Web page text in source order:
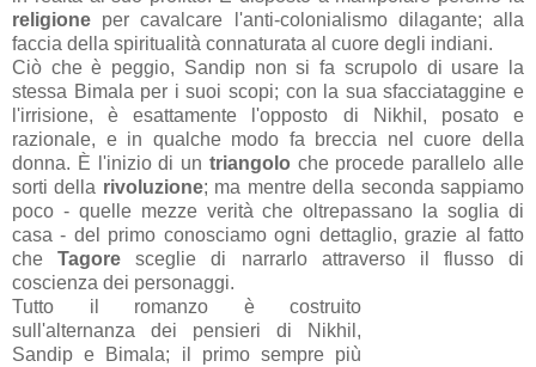
religione per cavalcare l'anti-colonialismo dilagante; alla
faccia della spiritualità connaturata al cuore degli indiani.
Ciò che è peggio, Sandip non si fa scrupolo di usare la
stessa Bimala per i suoi scopi; con la sua sfacciataggine e
l'irrisione, è esattamente l'opposto di Nikhil, posato e
razionale, e in qualche modo fa breccia nel cuore della
donna. È l'inizio di un triangolo che procede parallelo alle
sorti della rivoluzione; ma mentre della seconda sappiamo
poco - quelle mezze verità che oltrepassano la soglia di
casa - del primo conosciamo ogni dettaglio, grazie al fatto
cheTagore sceglie di narrarlo attraverso il flusso di
coscienza dei personaggi.
Tutto il romanzo è costruito
sull'alternanza dei pensieri di Nikhil,
Sandip e Bimala; il primo sempre più